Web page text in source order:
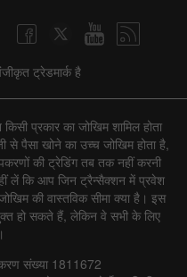
ट्रेडमार्क है
प्रकार का जोखिम शामिल होता
से पैसा खोने का उच्च जोखिम होता है,
की ट्रेडिंग तब तक नहीं करनी
लें कि आप जिन ट्रैन्सैक्शन में प्रवेश
की वास्तविक सीमा क्या है। इस
हो सकते हैं, लेकिन वे सभी के लिए
संख्या 1811672